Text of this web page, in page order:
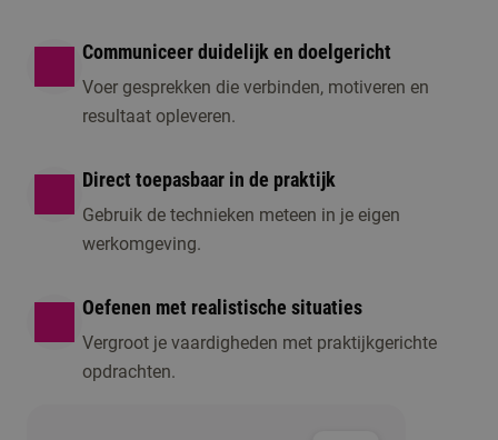
Communiceer duidelijk en doelgericht
Voer gesprekken die verbinden, motiveren en
resultaat opleveren.
Direct toepasbaar in de praktijk
Gebruik de technieken meteen in je eigen
werkomgeving.
Oefenen met realistische situaties
Vergroot je vaardigheden met praktijkgerichte
opdrachten.